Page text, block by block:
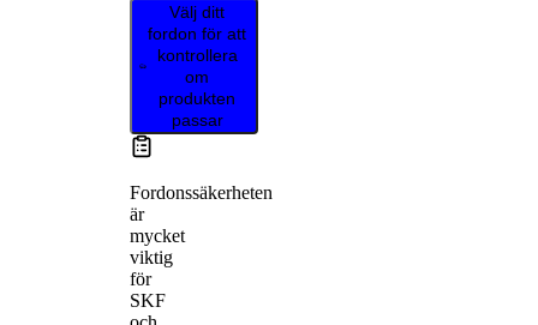
Välj ditt
fordon för att
kontrollera
om
produkten
passar
Fordonssäkerheten
är
mycket
viktig
för
SKF